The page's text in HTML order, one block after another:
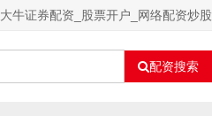
大牛证券配资_股票开户_网络配资炒股
配资搜索